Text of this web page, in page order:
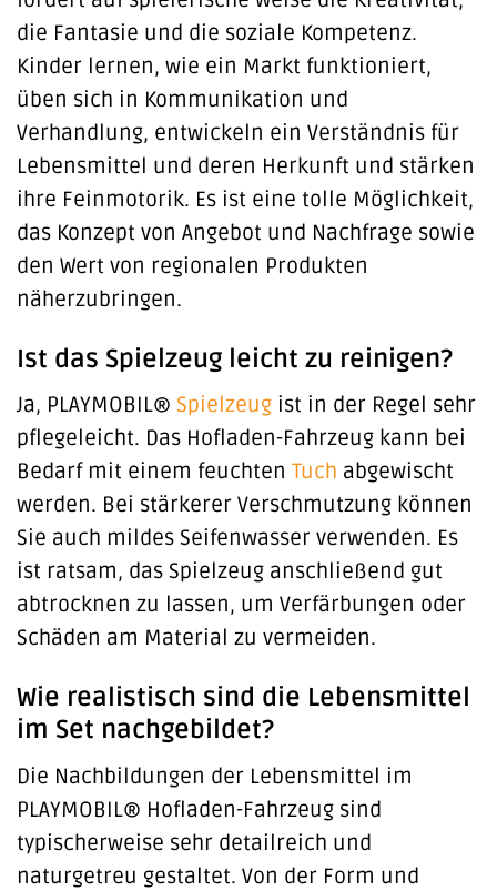
die Fantasie und die soziale Kompetenz.
Kinder lernen, wie ein Markt funktioniert,
üben sich in Kommunikation und
Verhandlung, entwickeln ein Verständnis für
Lebensmittel und deren Herkunft und stärken
ihre Feinmotorik. Es ist eine tolle Möglichkeit,
das Konzept von Angebot und Nachfrage sowie
den Wert von regionalen Produkten
näherzubringen.
Ist das Spielzeug leicht zu reinigen?
Ja, PLAYMOBIL® Spielzeug ist in der Regel sehr
pflegeleicht. Das Hofladen-Fahrzeug kann bei
Bedarf mit einem feuchten Tuch abgewischt
werden. Bei stärkerer Verschmutzung können
Sie auch mildes Seifenwasser verwenden. Es
ist ratsam, das Spielzeug anschließend gut
abtrocknen zu lassen, um Verfärbungen oder
Schäden am Material zu vermeiden.
Wie realistisch sind die Lebensmittel
im Set nachgebildet?
Die Nachbildungen der Lebensmittel im
PLAYMOBIL® Hofladen-Fahrzeug sind
typischerweise sehr detailreich und
naturgetreu gestaltet. Von der Form und